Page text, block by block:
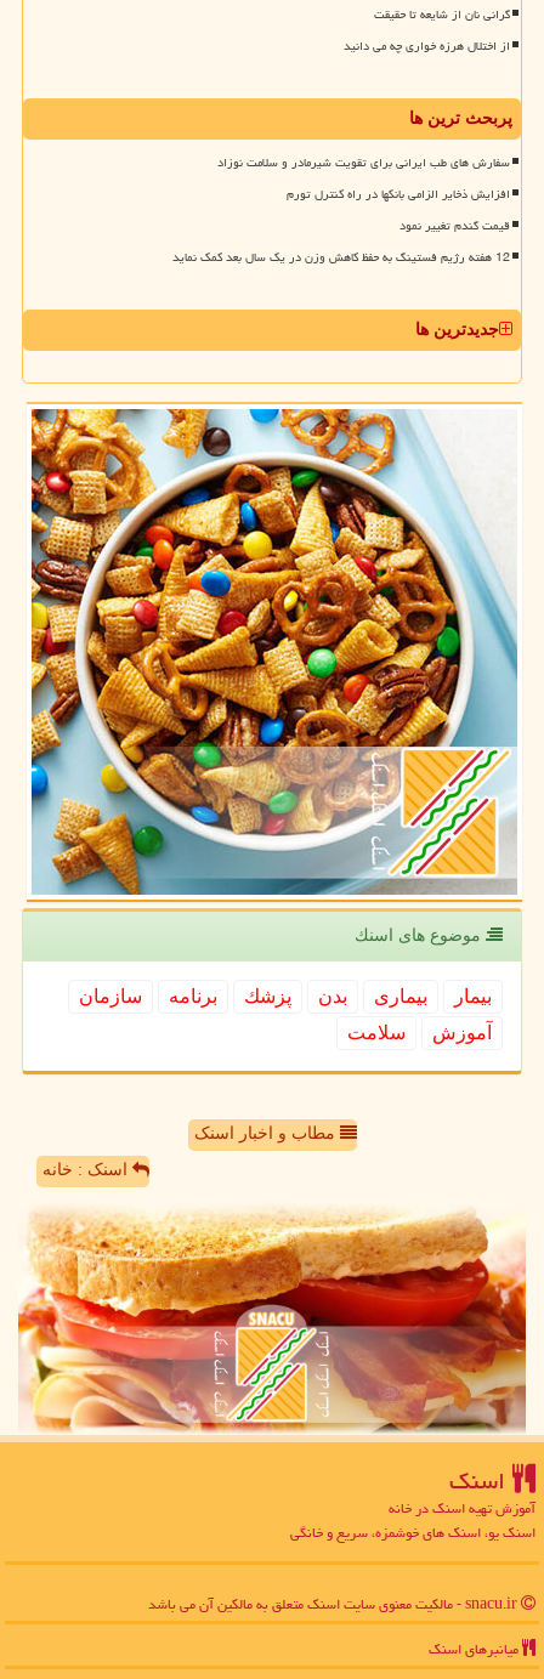
گرانی نان از شایعه تا حقیقت
از اختلال هرزه خواری چه می دانید
پربحث ترین ها
سفارش های طب ایرانی برای تقویت شیرمادر و سلامت نوزاد
افزایش ذخایر الزامی بانکها در راه کنترل تورم
قیمت گندم تغییر نمود
12 هفته رژیم فستینگ به حفظ کاهش وزن در یک سال بعد کمک نماید
جدیدترین ها
موضوع های اسنك
بیمار بیماری بدن پزشك برنامه
سازمان
آموزش
سلامت
مطاب و اخبار اسنک
اسنک : خانه
اسنك
آموزش تهیه اسنک در خانه
اسنک یو، اسنک های خوشمزه، سریع و خانگی
میانبرهای اسنك